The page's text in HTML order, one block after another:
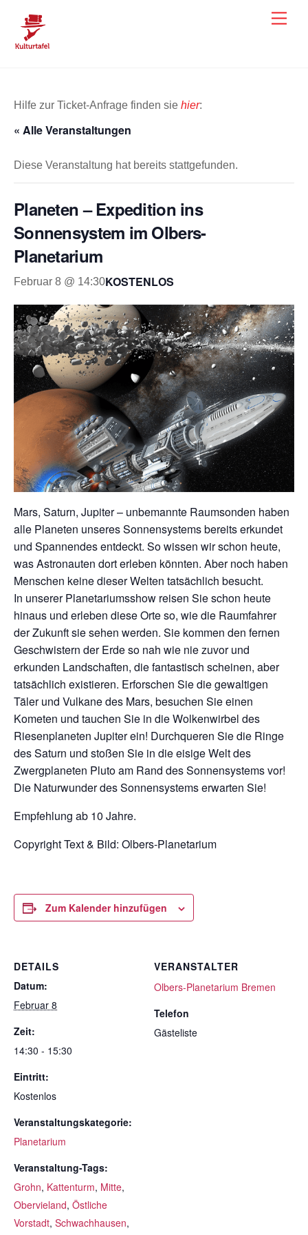
content
Hilfe zur Ticket-Anfrage finden sie hier:
« Alle Veranstaltungen
Diese Veranstaltung hat bereits stattgefunden.
Planeten – Expedition ins
Sonnensystem im Olbers-
Planetarium
Februar 8 @ 14:30KOSTENLOS
Mars, Saturn, Jupiter – unbemannte Raumsonden haben
alle Planeten unseres Sonnensystems bereits erkundet
und Spannendes entdeckt. So wissen wir schon heute,
was Astronauten dort erleben könnten. Aber noch haben
Menschen keine dieser Welten tatsächlich besucht.
In unserer Planetariumsshow reisen Sie schon heute
hinaus und erleben diese Orte so, wie die Raumfahrer
der Zukunft sie sehen werden. Sie kommen den fernen
Geschwistern der Erde so nah wie nie zuvor und
erkunden Landschaften, die fantastisch scheinen, aber
tatsächlich existieren. Erforschen Sie die gewaltigen
Täler und Vulkane des Mars, besuchen Sie einen
Kometen und tauchen Sie in die Wolkenwirbel des
Riesenplaneten Jupiter ein! Durchqueren Sie die Ringe
des Saturn und stoßen Sie in die eisige Welt des
Zwergplaneten Pluto am Rand des Sonnensystems vor!
Die Naturwunder des Sonnensystems erwarten Sie!
Empfehlung ab 10 Jahre.
Copyright Text & Bild: Olbers-Planetarium
Zum Kalender hinzufügen
DETAILS
Datum:
Februar 8
Zeit:
14:30 - 15:30
Eintritt:
Kostenlos
Veranstaltungskategorie:
Planetarium
Veranstaltung-Tags:
Grohn, Kattenturm, Mitte,
Obervieland, Östliche
Vorstadt, Schwachhausen,
VERANSTALTER
Olbers-Planetarium Bremen
Telefon
Gästeliste